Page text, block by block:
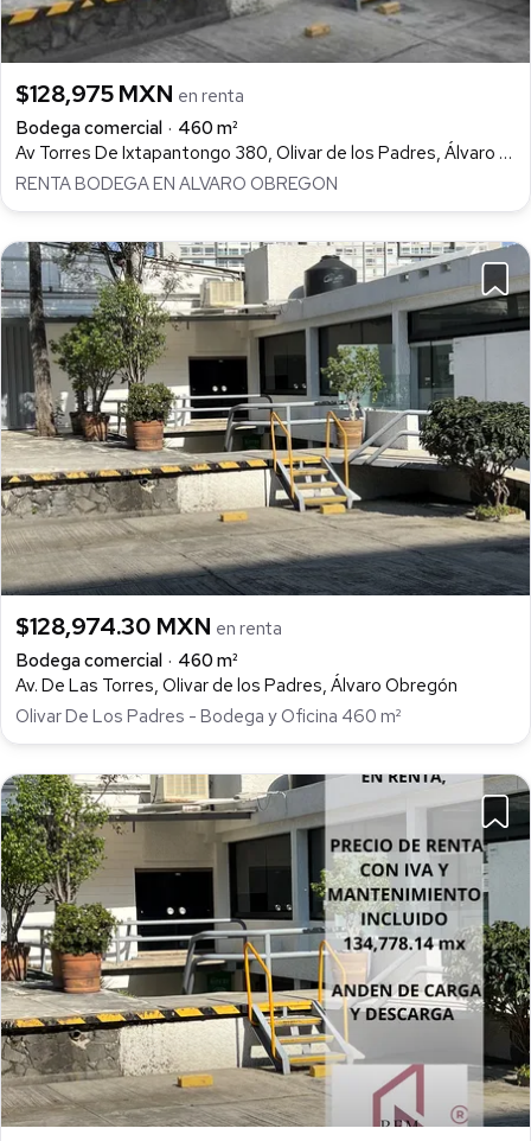
$128,975 MXN en renta
Bodega comercial
460 m²
Av Torres De Ixtapantongo 380, Olivar de los Padres, Álvaro Obregón
RENTA BODEGA EN ALVARO OBREGON
$128,974.30 MXN en renta
Bodega comercial
460 m²
Av. De Las Torres, Olivar de los Padres, Álvaro Obregón
Olivar De Los Padres - Bodega y Oficina 460 m²